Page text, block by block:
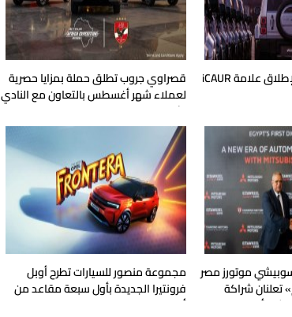
جي بي أوتو تستعد لإطلاق علامة iCAUR
قصراوي جروب تطلق حملة بمزايا حصرية
لعملاء شهر أغسطس بالتعاون مع النادي
الأهلي وتوتال إنرجيز للتسويق إيجيبت
موتورز مصر
شراكة
أونلاين
مجموعة منصور للسيارات تطرح أوبل
فرونتيرا الجديدة بأول سبعة مقاعد من
أوبل في مصر